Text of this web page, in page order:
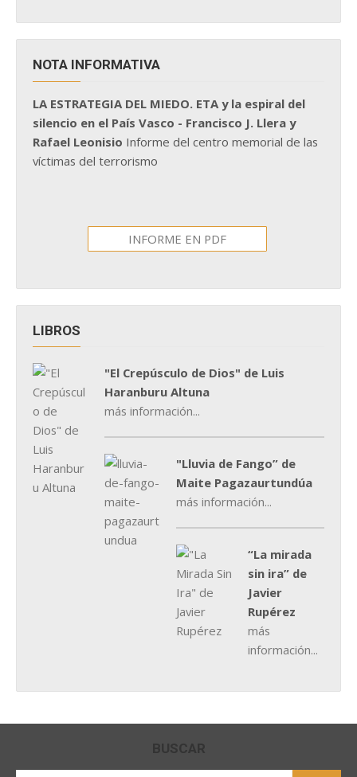
NOTA INFORMATIVA
LA ESTRATEGIA DEL MIEDO. ETA y la espiral del
silencio en el País Vasco - Francisco J. Llera y
Rafael Leonisio Informe del centro memorial de las
víctimas del terrorismo
INFORME EN PDF
LIBROS
"El Crepúsculo de Dios" de Luis
Haranburu Altuna
más información...
"Lluvia de Fango” de
Maite Pagazaurtundúa
más información...
“La mirada
sin ira” de
Javier
Rupérez
más
información...
BUSCAR